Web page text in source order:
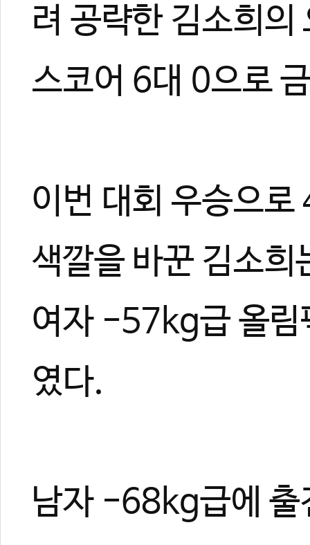
려 공략한 김소희
스코어 6대 0으로
이번 대회 우승으
색깔을 바꾼 김소
여자 -57kg급 올림
였다.
남자 -68kg급에 출